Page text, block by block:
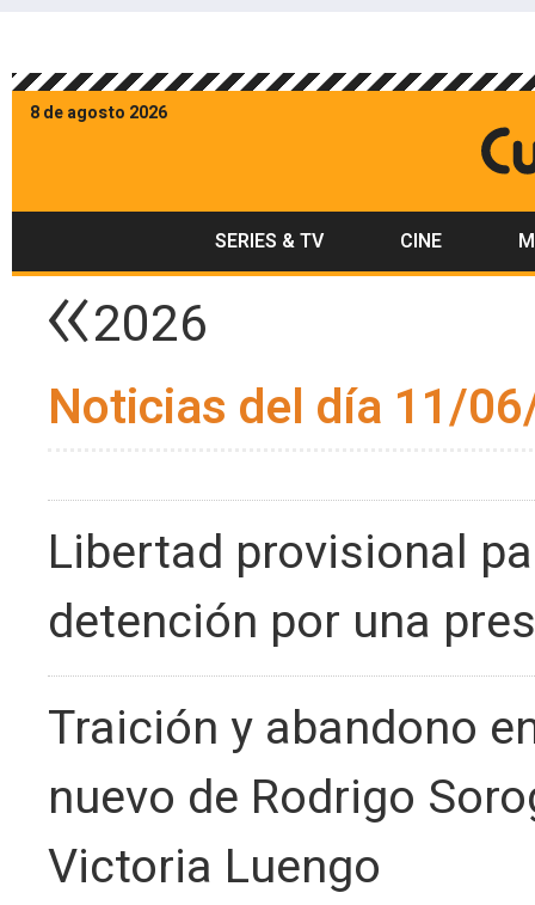
8 de agosto 2026
SERIES & TV CINE
2026
Noticias del día 11/
Libertad provisional
detención por una
Traición y abandono
nuevo de Rodrigo
Victoria Luengo